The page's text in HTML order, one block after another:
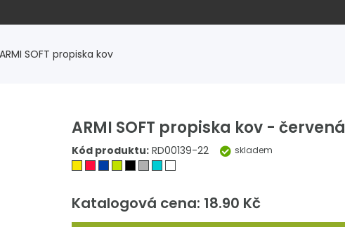
ARMI SOFT propiska kov
ARMI SOFT propiska kov - červená
Kód produktu: RD00139-22 skladem
Katalogová cena: 18.90 Kč